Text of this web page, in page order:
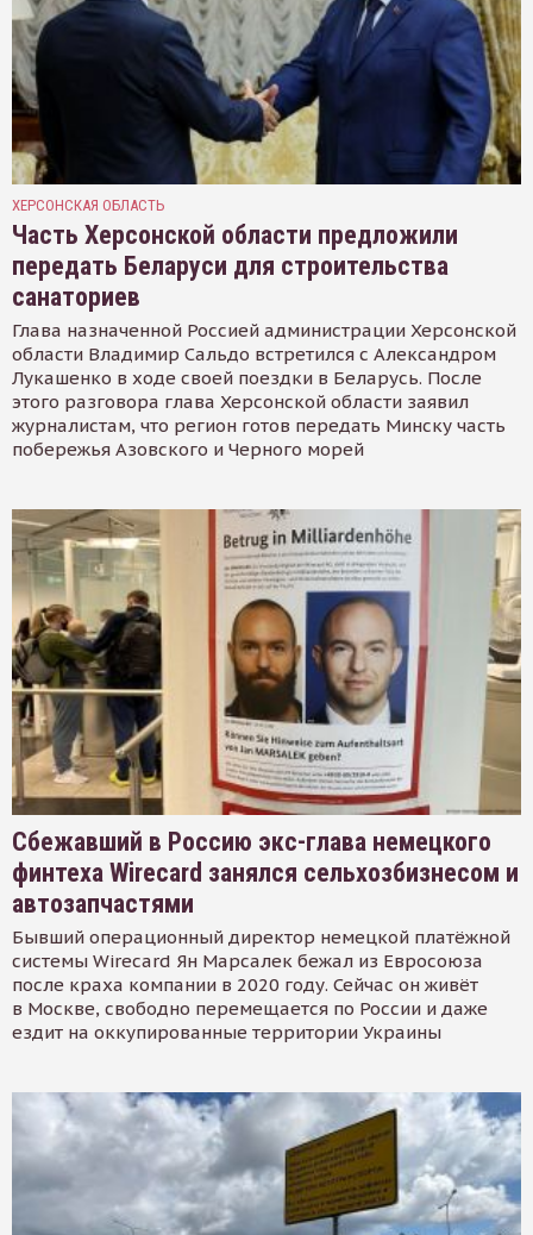
ХЕРСОНСКАЯ ОБЛАСТЬ
Часть Херсонской области предложили
передать Беларуси для строительства
санаториев
Глава назначенной Россией администрации Херсонской
области Владимир Сальдо встретился с Александром
Лукашенко в ходе своей поездки в Беларусь. После
этого разговора глава Херсонской области заявил
журналистам, что регион готов передать Минску часть
побережья Азовского и Черного морей
Сбежавший в Россию экс-глава немецкого
финтеха Wirecard занялся сельхозбизнесом и
автозапчастями
Бывший операционный директор немецкой платёжной
системы Wirecard Ян Марсалек бежал из Евросоюза
после краха компании в 2020 году. Сейчас он живёт
в Москве, свободно перемещается по России и даже
ездит на оккупированные территории Украины